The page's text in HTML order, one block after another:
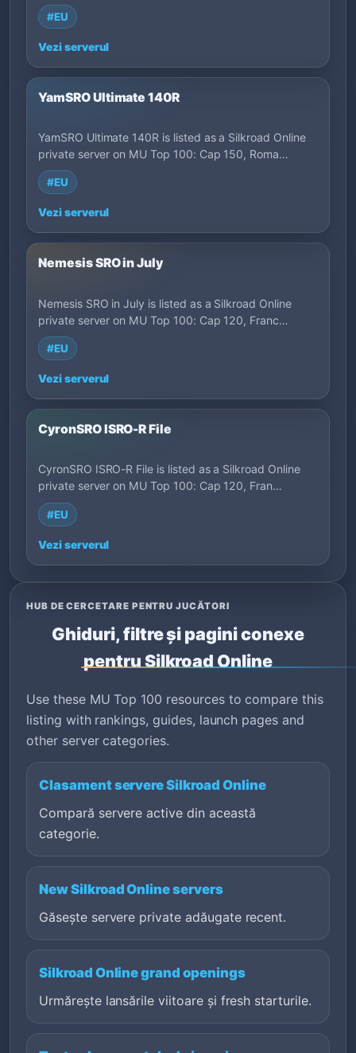
#EU
Vezi serverul
YamSRO Ultimate 140R
YamSRO Ultimate 140R is listed as a Silkroad Online
private server on MU Top 100: Cap 150, Roma…
#EU
Vezi serverul
Nemesis SRO in July
Nemesis SRO in July is listed as a Silkroad Online
private server on MU Top 100: Cap 120, Franc…
#EU
Vezi serverul
CyronSRO ISRO-R File
CyronSRO ISRO-R File is listed as a Silkroad Online
private server on MU Top 100: Cap 120, Fran…
#EU
Vezi serverul
HUB DE CERCETARE PENTRU JUCĂTORI
Ghiduri, filtre și pagini conexe
pentru Silkroad Online
Use these MU Top 100 resources to compare this
listing with rankings, guides, launch pages and
other server categories.
Clasament servere Silkroad Online
Compară servere active din această
categorie.
New Silkroad Online servers
Găsește servere private adăugate recent.
Silkroad Online grand openings
Urmărește lansările viitoare și fresh starturile.